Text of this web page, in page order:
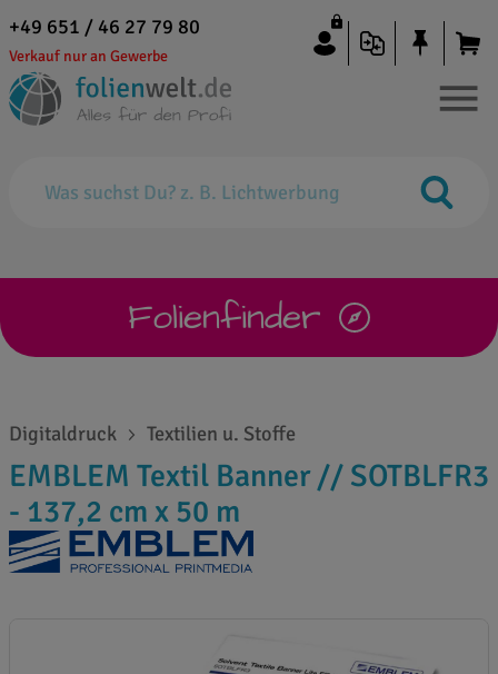
+49 651 / 46 27 79 80
Verkauf nur an Gewerbe
Folienfinder
Digitaldruck Textilien u. Stoffe
EMBLEM Textil Banner // SOTBLFR3
- 137,2 cm x 50 m